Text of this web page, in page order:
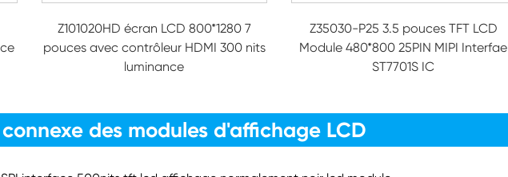
Z101020HD écran LCD 800*1280 7
pouces avec contrôleur HDMI 300 nits
luminance
Z35030-P25 3.5 pouces TFT LCD
Module 480*800 25PIN MIPI Interfae
ST7701S IC
des modules d'affichage LCD